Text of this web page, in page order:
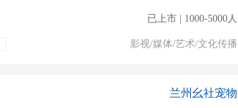
已上市 | 1000-5000人
影视/媒体/艺术/文化传播
兰州幺社宠物